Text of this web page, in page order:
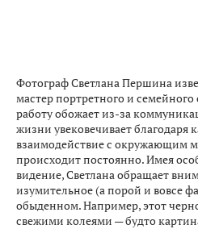
Фотограф Светлана Першина
мастер портретного и
работу обожает из-за
жизни увековечивает благодаря
взаимодействие с окружающим
происходит постоянно. Имея
видение, Светлана обращает
изумительное (а порой и вовсе
обыденном. Например, этот
свежими колеями — будто